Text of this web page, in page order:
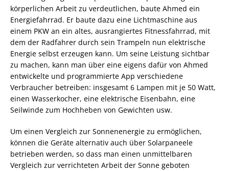
körperlichen Arbeit zu verdeutlichen, baute Ahmed ein
Energiefahrrad. Er baute dazu eine Lichtmaschine aus
einem PKW an ein altes, ausrangiertes Fitnessfahrrad, mit
dem der Radfahrer durch sein Trampeln nun elektrische
Energie selbst erzeugen kann. Um seine Leistung sichtbar
zu machen, kann man über eine eigens dafür von Ahmed
entwickelte und programmierte App verschiedene
Verbraucher betreiben: insgesamt 6 Lampen mit je 50 Watt,
einen Wasserkocher, eine elektrische Eisenbahn, eine
Seilwinde zum Hochheben von Gewichten usw.
Um einen Vergleich zur Sonnenenergie zu ermöglichen,
können die Geräte alternativ auch über Solarpaneele
betrieben werden, so dass man einen unmittelbaren
Vergleich zur verrichteten Arbeit der Sonne geboten